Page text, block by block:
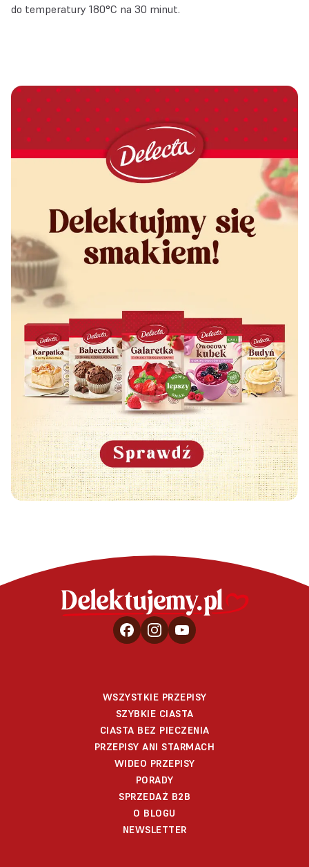
do temperatury 180°C na 30 minut.
WSZYSTKIE PRZEPISY
SZYBKIE CIASTA
CIASTA BEZ PIECZENIA
PRZEPISY ANI STARMACH
WIDEO PRZEPISY
PORADY
SPRZEDAŻ B2B
O BLOGU
NEWSLETTER